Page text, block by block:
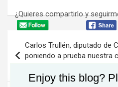
¿Quieres compartirlo y
de
Carlos Trullén, diputado de
poniendo a prueba nuestra
Enjoy this blog?